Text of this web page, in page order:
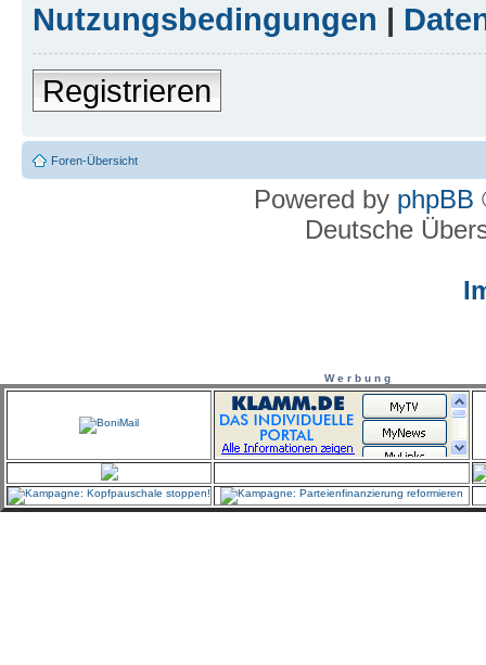
Nutzungsbedingungen |
Registrieren
Foren-Übersicht
Powered by phpBB
Deutsche
W e r b u n g